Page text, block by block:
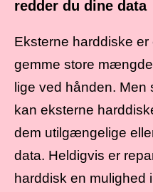
redder du dine data
Eksterne harddiske
gemme store
lige ved hånden.
kan eksterne
dem utilgængelige
data. Heldigvis er
harddisk en mulighed